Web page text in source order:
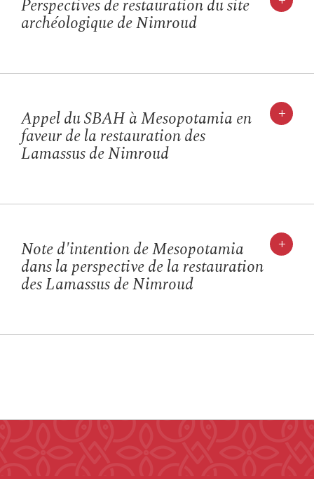
Perspectives de restauration du site
archéologique de Nimroud
+
Appel du SBAH à Mesopotamia en
faveur de la restauration des
Lamassus de Nimroud
+
Note d'intention de Mesopotamia
dans la perspective de la restauration
des Lamassus de Nimroud